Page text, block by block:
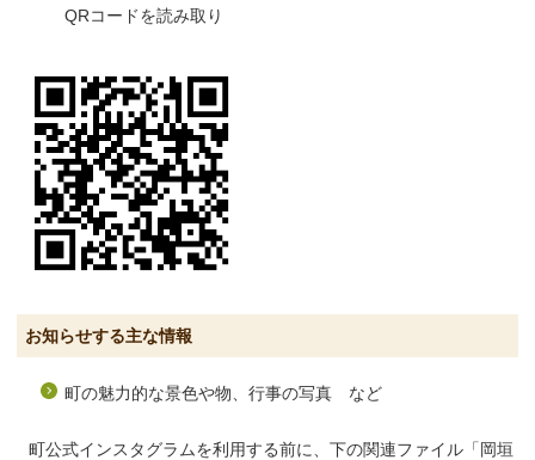
QRコードを読み取り
お知らせする主な情報
町の魅力的な景色や物、行事の写真 など
町公式インスタグラムを利用する前に、下の関連ファイル「岡垣